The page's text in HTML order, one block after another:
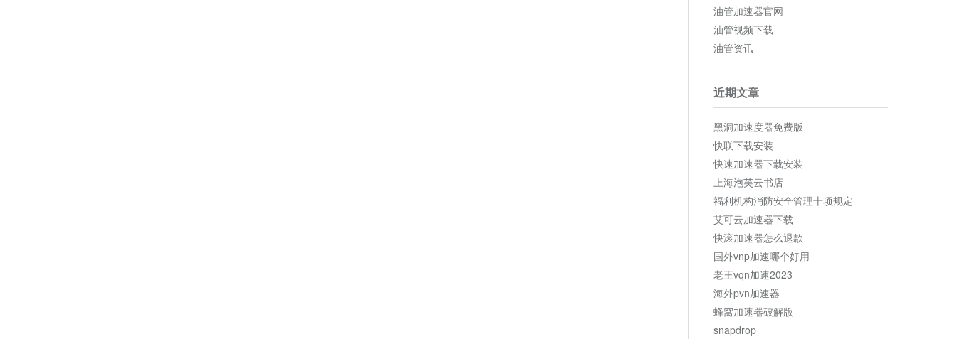
油管加速器官网
油管视频下载
油管资讯
近期文章
黑洞加速度器免费版
快联下载安装
快速加速器下载安装
上海泡芙云书店
福利机构消防安全管理十项规定
艾可云加速器下载
快滚加速器怎么退款
国外vnp加速哪个好用
老王vqn加速2023
海外pvn加速器
蜂窝加速器破解版
snapdrop